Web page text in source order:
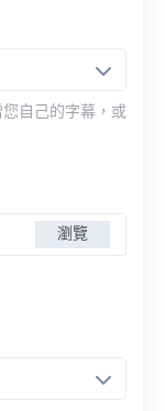
自己的字幕，或
瀏覽